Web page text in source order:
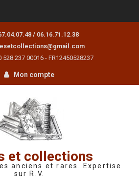
/ 06.16.71.12.38
528 237 00016 - FR12450528237
Mon compte
et collections
anciens et rares. Expertise
sur R.V.